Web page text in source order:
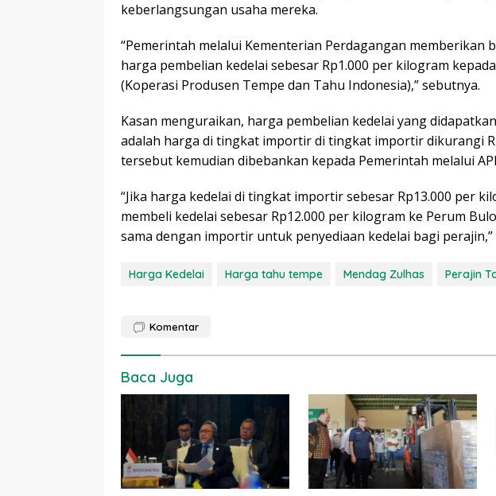
keberlangsungan usaha mereka.
“Pemerintah melalui Kementerian Perdagangan memberikan
harga pembelian kedelai sebesar Rp1.000 per kilogram
(Koperasi Produsen Tempe dan Tahu Indonesia),” sebutnya.
Kasan menguraikan, harga pembelian kedelai yang
adalah harga di tingkat importir di tingkat importir dikurangi
tersebut kemudian dibebankan kepada Pemerintah melalui
“Jika harga kedelai di tingkat importir sebesar Rp13.000 per
membeli kedelai sebesar Rp12.000 per kilogram ke Perum
sama dengan importir untuk penyediaan kedelai bagi
Harga Kedelai Harga tahu tempe Mendag Zulhas Perajin
Komentar
Baca Juga